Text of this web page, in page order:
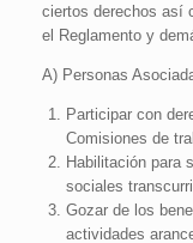
ciertos derechos así
el Reglamento y
A) Personas
Participar con
Comisiones de
Habilitación para
sociales
Gozar de los
actividades